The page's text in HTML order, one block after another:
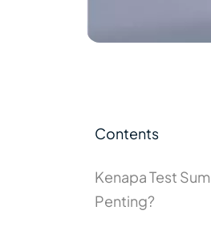
Contents
Kenapa Test
Penting?